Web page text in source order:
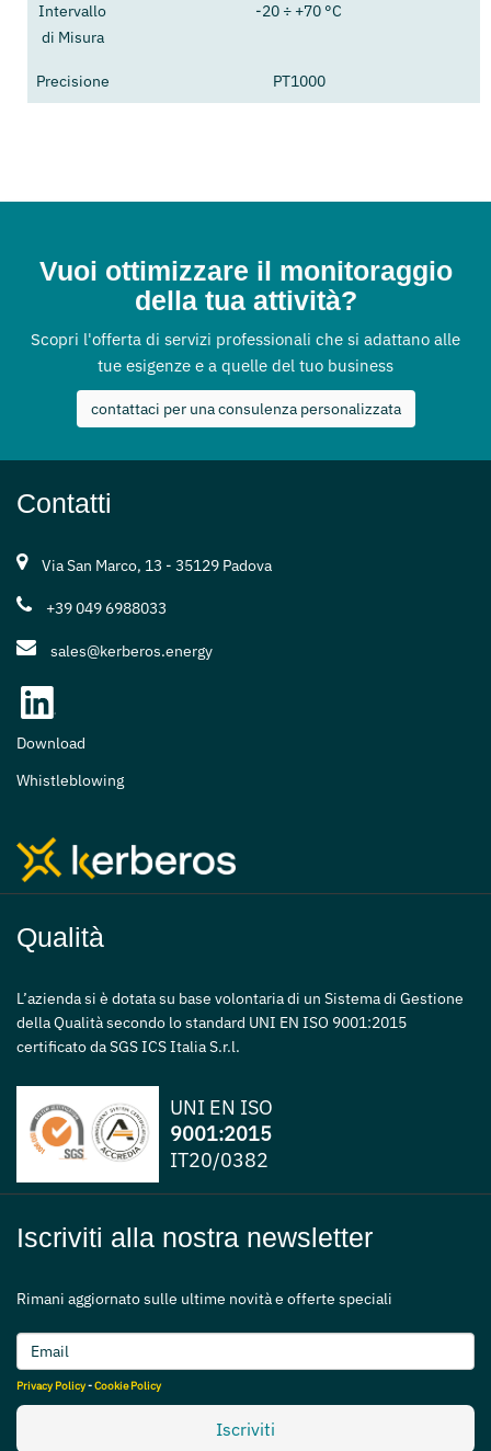
Intervallo
di Misura
-20 ÷ +70 °C
Precisione PT1000
Vuoi ottimizzare il monitoraggio
della tua attività?
Scopri l'offerta di servizi professionali che si adattano alle
tue esigenze e a quelle del tuo business
contattaci per una consulenza personalizzata
Contatti
Via San Marco, 13 - 35129 Padova
+39 049 6988033
sales@kerberos.energy
Download
Whistleblowing
Qualità
L’azienda si è dotata su base volontaria di un Sistema di Gestione
della Qualità secondo lo standard UNI EN ISO 9001:2015
certificato da SGS ICS Italia S.r.l.
UNI EN ISO
9001:2015
IT20/0382
Iscriviti alla nostra newsletter
Rimani aggiornato sulle ultime novità e offerte speciali
Privacy Policy-Cookie Policy
Iscriviti